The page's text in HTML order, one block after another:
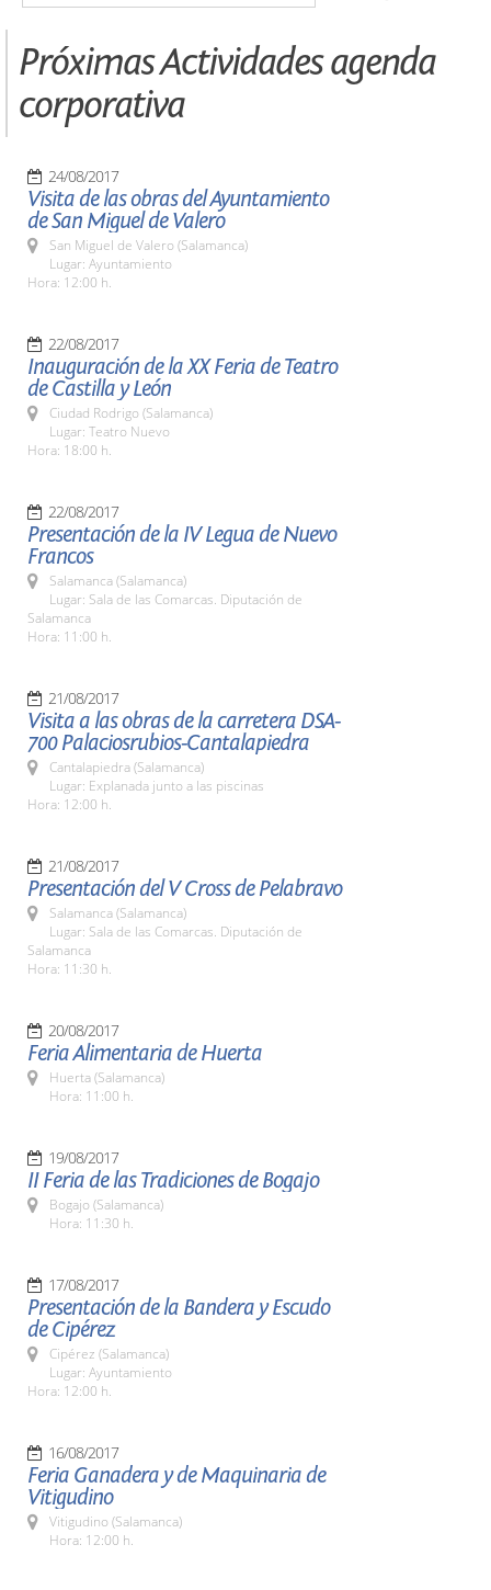
Próximas Actividades agenda
corporativa
24/08/2017
Visita de las obras del Ayuntamiento
de San Miguel de Valero
San Miguel de Valero (Salamanca)
Lugar: Ayuntamiento
Hora: 12:00 h.
22/08/2017
Inauguración de la XX Feria de Teatro
de Castilla y León
Ciudad Rodrigo (Salamanca)
Lugar: Teatro Nuevo
Hora: 18:00 h.
22/08/2017
Presentación de la IV Legua de Nuevo
Francos
Salamanca (Salamanca)
Lugar: Sala de las Comarcas. Diputación de
Salamanca
Hora: 11:00 h.
21/08/2017
Visita a las obras de la carretera DSA-
700 Palaciosrubios-Cantalapiedra
Cantalapiedra (Salamanca)
Lugar: Explanada junto a las piscinas
Hora: 12:00 h.
21/08/2017
Presentación del V Cross de Pelabravo
Salamanca (Salamanca)
Lugar: Sala de las Comarcas. Diputación de
Salamanca
Hora: 11:30 h.
20/08/2017
Feria Alimentaria de Huerta
Huerta (Salamanca)
Hora: 11:00 h.
19/08/2017
II Feria de las Tradiciones de Bogajo
Bogajo (Salamanca)
Hora: 11:30 h.
17/08/2017
Presentación de la Bandera y Escudo
de Cipérez
Cipérez (Salamanca)
Lugar: Ayuntamiento
Hora: 12:00 h.
16/08/2017
Feria Ganadera y de Maquinaria de
Vitigudino
Vitigudino (Salamanca)
Hora: 12:00 h.